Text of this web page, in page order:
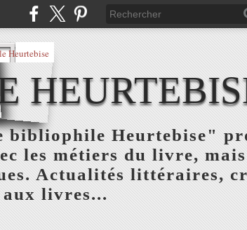
Heurtebise"
les métiers du livre, mais
Actualités littéraires,
livres...